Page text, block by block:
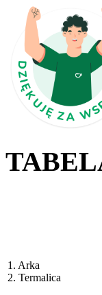
1. Arka
2. Termalica